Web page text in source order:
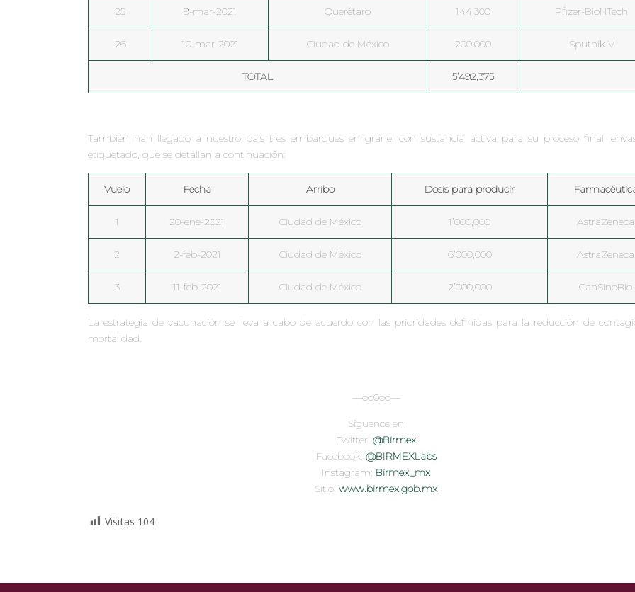
25 9-mar-2021 Querétaro 144,300 Pfizer-BioNTech
26 10-mar-2021 Ciudad de México 200.000 Sputnik V
TOTAL 5’492,375
También han llegado a nuestro país tres embarques en granel con sustancia activa para su proceso final,
etiquetado, que se detallan a continuación:
Vuelo Fecha Arribo Dosis para producir
1 20-ene-2021 Ciudad de México 1’000,000 AstraZeneca
2 2-feb-2021 Ciudad de México 6’000,000 AstraZeneca
3 11-feb-2021 Ciudad de México 2’000,000 CanSinoBio
La estrategia de vacunación se lleva a cabo de acuerdo con las prioridades definidas para la reducción de
mortalidad.
—oo0oo—
Síguenos en
Twitter: @Birmex
Facebook: @BIRMEXLabs
Instagram: Birmex_mx
Sitio:www.birmex.gob.mx
Visitas 104